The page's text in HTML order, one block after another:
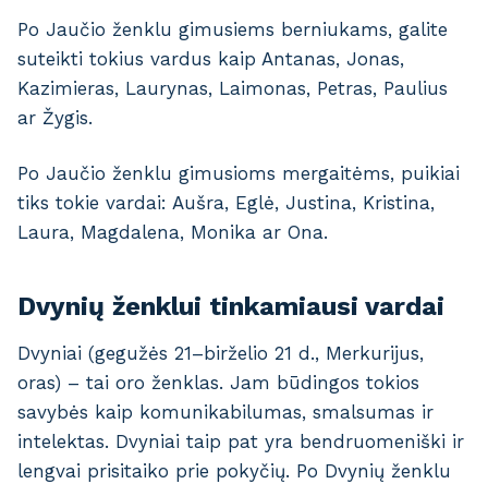
Po Jaučio ženklu gimusiems berniukams, galite
suteikti tokius vardus kaip Antanas, Jonas,
Kazimieras, Laurynas, Laimonas, Petras, Paulius
ar Žygis.
Po Jaučio ženklu gimusioms mergaitėms, puikiai
tiks tokie vardai: Aušra, Eglė, Justina, Kristina,
Laura, Magdalena, Monika ar Ona.
Dvynių ženklui tinkamiausi vardai
Dvyniai (gegužės 21–birželio 21 d., Merkurijus,
oras) – tai oro ženklas. Jam būdingos tokios
savybės kaip komunikabilumas, smalsumas ir
intelektas. Dvyniai taip pat yra bendruomeniški ir
lengvai prisitaiko prie pokyčių. Po Dvynių ženklu